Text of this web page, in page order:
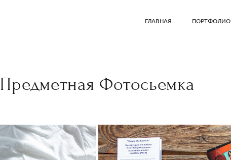
ГЛАВНАЯ ПОРТФОЛИО
Предметная Фотосьемка